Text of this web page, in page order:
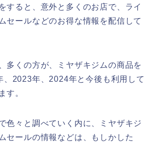
すると、意外と多くのお店で、ライ
セールなどのお得な情報を配信して
多くの方が、ミヤザキジムの商品を
、2023年、2024年と今後も利用して
す。
色々と調べていく内に、ミヤザキジ
セールの情報などは、もしかした